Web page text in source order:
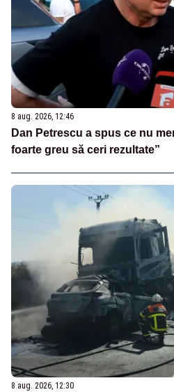
8 aug. 2026, 12:46
Dan Petrescu a spus ce nu
foarte greu să ceri rezultate”
8 aug. 2026, 12:30